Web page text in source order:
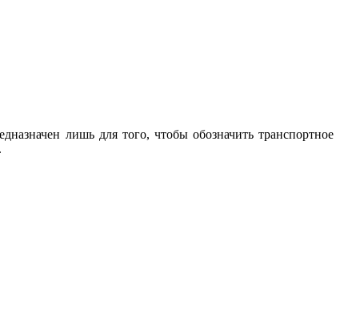
лишь для того, чтобы обозначить транспортное